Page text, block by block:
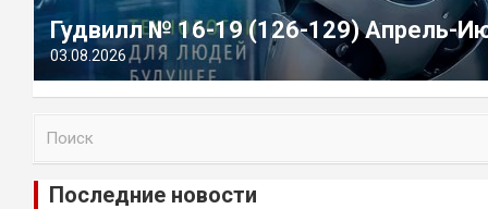
Гудвилл № 16-19 (126-129) Апрель-
03.08.2026
и
Последние новости